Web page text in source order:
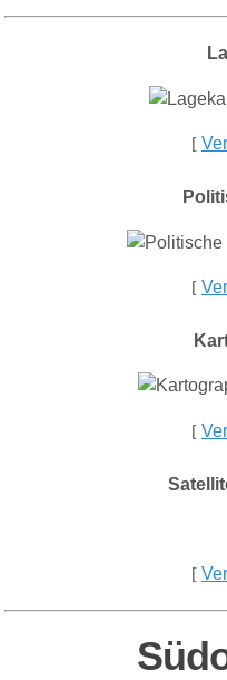
[
[
[
[